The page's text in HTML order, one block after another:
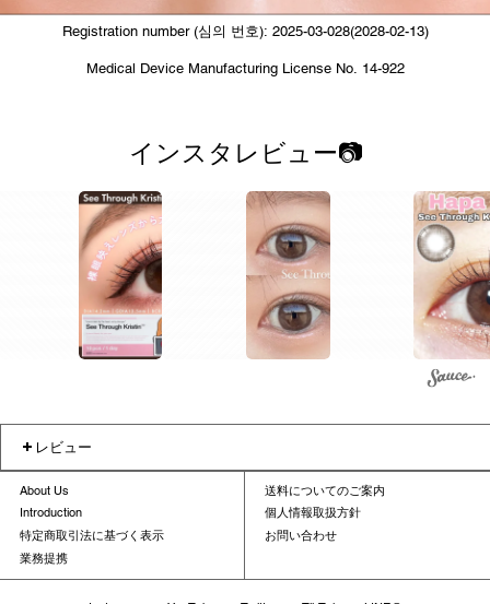
Registration number (심의 번호): 2025-03-028(2028-02-13)
Medical Device Manufacturing License No. 14-922
インスタレビュー📷
レビュー
About Us
Introduction
特定商取引法に基づく表示
業務提携
送料についてのご案内
個人情報取扱方針
お問い合わせ